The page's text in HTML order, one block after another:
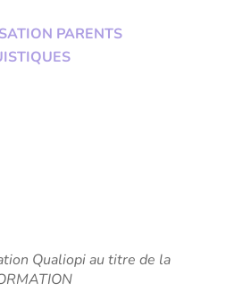
PARENTS
Qualiopi au titre de la